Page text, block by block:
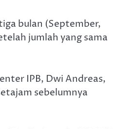
bulan (September,
jumlah yang sama
IPB, Dwi Andreas,
sebelumnya